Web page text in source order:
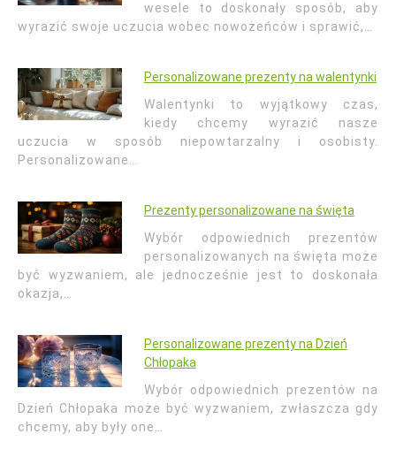
wesele to doskonały sposób, aby
wyrazić swoje uczucia wobec nowożeńców i sprawić,…
Personalizowane prezenty na walentynki
Walentynki to wyjątkowy czas,
kiedy chcemy wyrazić nasze
uczucia w sposób niepowtarzalny i osobisty.
Personalizowane…
Prezenty personalizowane na święta
Wybór odpowiednich prezentów
personalizowanych na święta może
być wyzwaniem, ale jednocześnie jest to doskonała
okazja,…
Personalizowane prezenty na Dzień
Chłopaka
Wybór odpowiednich prezentów na
Dzień Chłopaka może być wyzwaniem, zwłaszcza gdy
chcemy, aby były one…